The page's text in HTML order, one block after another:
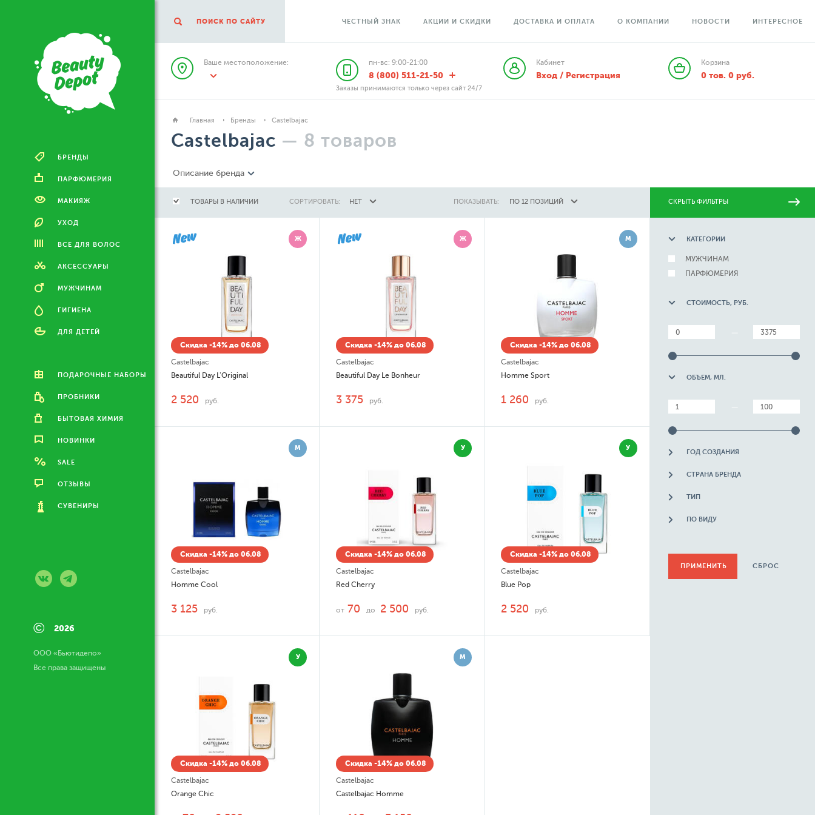
БРЕНДЫ
ПАРФЮМЕРИЯ
МАКИЯЖ
УХОД
ВСЕ ДЛЯ ВОЛОС
АКСЕССУАРЫ
МУЖЧИНАМ
ГИГИЕНА
ДЛЯ ДЕТЕЙ
ПОДАРОЧНЫЕ НАБОРЫ
ПРОБНИКИ
БЫТОВАЯ ХИМИЯ
НОВИНКИ
SALE
ОТЗЫВЫ
СУВЕНИРЫ
© 2026
ООО «Бьютидепо»
Все права защищены
ПОИСК ПО САЙТУ ЧЕСТНЫЙ ЗНАК АКЦИИ И СКИДКИ ДОСТАВКА И ОПЛАТА О КОМПАНИИ НОВОСТИ ИНТЕРЕСНОЕ
Ваше местоположение: пн-вс: 9:00-21:00
8 (800) 511-21-50
Заказы принимаются только через сайт 24/7
Кабинет
Вход / Регистрация
Корзина
0 тов. 0руб.
Главная Бренды Castelbajac
Castelbajac — 8 товаров
Описание бренда
ТОВАРЫ В НАЛИЧИИ СОРТИРОВАТЬ: НЕТ ПОКАЗЫВАТЬ: ПО 12 ПОЗИЦИЙ СКРЫТЬ ФИЛЬТРЫ
Ж
Скидка -14% до 06.08
Castelbajac
Beautiful Day L'Original
2 520 руб.
Ж
Скидка -14% до 06.08
Castelbajac
Beautiful Day Le Bonheur
3 375 руб.
М
Скидка -14% до 06.08
Castelbajac
Homme Sport
1 260 руб.
М
Скидка -14% до 06.08
Castelbajac
Homme Cool
3 125 руб.
У
Скидка -14% до 06.08
Castelbajac
Red Cherry
от 70 до 2 500 руб.
У
Скидка -14% до 06.08
Castelbajac
Blue Pop
2 520 руб.
У
Скидка -14% до 06.08
Castelbajac
Orange Chic
М
Скидка -14% до 06.08
Castelbajac
Castelbajac Homme
КАТЕГОРИИ
МУЖЧИНАМ
ПАРФЮМЕРИЯ
СТОИМОСТЬ, РУБ.
ОБЪЕМ, МЛ.
ГОД СОЗДАНИЯ
СТРАНА БРЕНДА
ТИП
ПО ВИДУ
СБРОС